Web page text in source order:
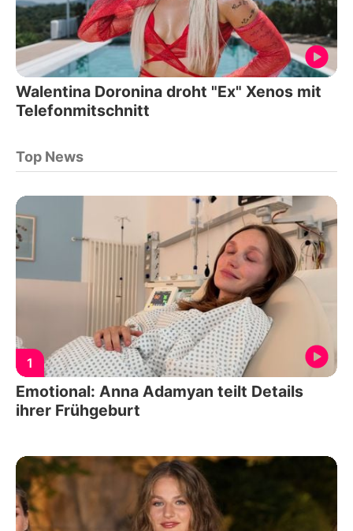
Walentina Doronina droht "Ex" Xenos mit
Telefonmitschnitt
Top News
1
Emotional: Anna Adamyan teilt Details
ihrer Frühgeburt